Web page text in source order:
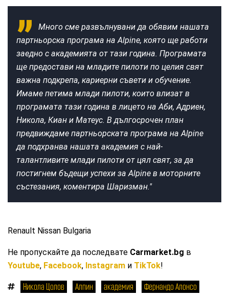
Много сме развълнувани да обявим нашата
партньорска програма на Alpine, която ще работи
заедно с академията от тази година. Програмата
ще предостави на младите пилоти по целия свят
важна подкрепа, кариерни съвети и обучение.
Имаме петима млади пилоти, които влизат в
програмата тази година в лицето на Аби, Адриен,
Никола, Киан и Матеус. В дългосрочен план
предвиждаме партньорската програма на Alpine
да подхранва нашата академия с най-
талантливите млади пилоти от цял свят, за да
постигнем бъдещи успехи за Alpine в моторните
състезания, коментира Шаризман."
Renault Nissan Bulgaria
Не пропускайте да последвате Carmarket.bg в
Youtube, Facebook, Instagram и TikTok!
Никола Цолов Алпин академия
Фернандо Алонсо